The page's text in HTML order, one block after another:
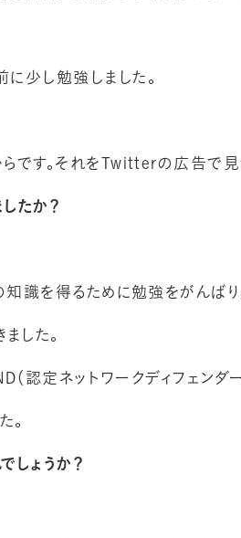
少し勉強しました。
です。それをTwitterの広告で見
たか？
識を得るために勉強をがんばり
した。
認定ネットワークディフェンダ
。
しょうか？